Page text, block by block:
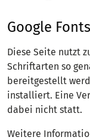
Google
Diese Seite nutzt
Schriftarten so
bereitgestellt
installiert. Eine
dabei nicht statt.
Weitere